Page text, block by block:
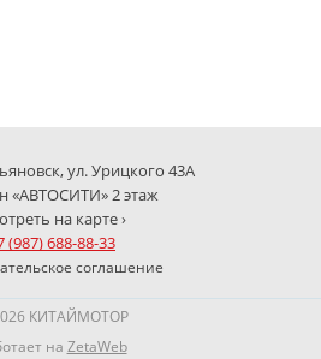
ул. Урицкого 43А
«АВТОСИТИ» 2 этаж
на карте ›
(987) 688-88-33
соглашение
КИТАЙМОТОР
на ZetaWeb